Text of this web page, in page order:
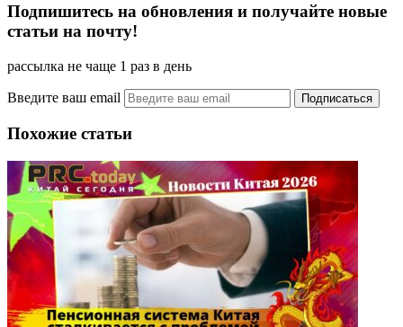
Подпишитесь на обновления и получайте новые
статьи на почту!
рассылка не чаще 1 раз в день
Введите ваш email
Похожие статьи